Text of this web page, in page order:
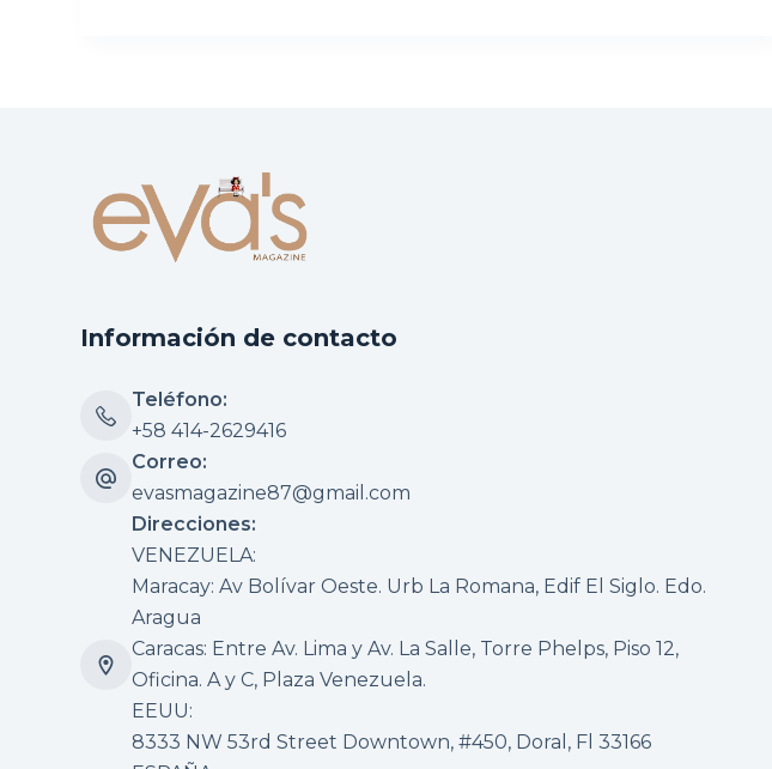
Información de contacto
Teléfono:
+58 414-2629416
Correo:
evasmagazine87@gmail.com
Direcciones:
VENEZUELA:
Maracay: Av Bolívar Oeste. Urb La Romana, Edif El Siglo. Edo.
Aragua
Caracas: Entre Av. Lima y Av. La Salle, Torre Phelps, Piso 12,
Oficina. A y C, Plaza Venezuela.
EEUU:
8333 NW 53rd Street Downtown, #450, Doral, Fl 33166